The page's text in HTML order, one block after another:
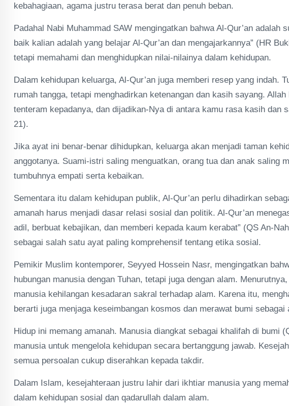
kebahagiaan, agama justru terasa berat dan penuh beban.
Padahal Nabi Muhammad SAW mengingatkan bahwa Al-Qur’an adalah
baik kalian adalah yang belajar Al-Qur’an dan mengajarkannya” (HR
tetapi memahami dan menghidupkan nilai-nilainya dalam kehidupan.
Dalam kehidupan keluarga, Al-Qur’an juga memberi resep yang indah.
rumah tangga, tetapi menghadirkan ketenangan dan kasih sayang.
tenteram kepadanya, dan dijadikan-Nya di antara kamu rasa kasih dan
21).
Jika ayat ini benar-benar dihidupkan, keluarga akan menjadi taman
anggotanya. Suami-istri saling menguatkan, orang tua dan anak saling
tumbuhnya empati serta kebaikan.
Sementara itu dalam kehidupan publik, Al-Qur’an perlu dihadirkan
amanah harus menjadi dasar relasi sosial dan politik. Al-Qur’an
adil, berbuat kebajikan, dan memberi kepada kaum kerabat” (QS An-
sebagai salah satu ayat paling komprehensif tentang etika sosial.
Pemikir Muslim kontemporer, Seyyed Hossein Nasr, mengingatkan
hubungan manusia dengan Tuhan, tetapi juga dengan alam.
manusia kehilangan kesadaran sakral terhadap alam. Karena itu,
berarti juga menjaga keseimbangan kosmos dan merawat bumi sebagai
Hidup ini memang amanah. Manusia diangkat sebagai khalifah di bumi
manusia untuk mengelola kehidupan secara bertanggung jawab.
semua persoalan cukup diserahkan kepada takdir.
Dalam Islam, kesejahteraan justru lahir dari ikhtiar manusia yang
dalam kehidupan sosial dan qadarullah dalam alam.